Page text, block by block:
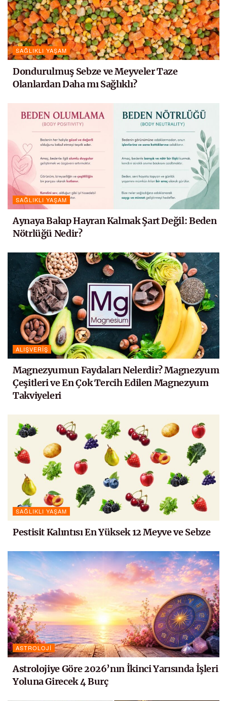
SAĞLIKLI YAŞAM
Dondurulmuş Sebze ve Meyveler Taze
Olanlardan Daha mı Sağlıklı?
SAĞLIKLI YAŞAM
Aynaya Bakıp Hayran Kalmak Şart Değil: Beden
Nötrlüğü Nedir?
ALIŞVERIŞ
Magnezyumun Faydaları Nelerdir? Magnezyum
Çeşitleri ve En Çok Tercih Edilen Magnezyum
Takviyeleri
SAĞLIKLI YAŞAM
Pestisit Kalıntısı En Yüksek 12 Meyve ve Sebze
ASTROLOJI
Astrolojiye Göre 2026’nın İkinci Yarısında İşleri
Yoluna Girecek 4 Burç